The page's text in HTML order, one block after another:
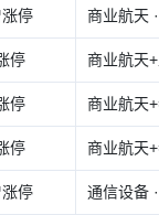
停 商业航天
停 商业航天
停 商业航天
停 商业航天
停 通信设备